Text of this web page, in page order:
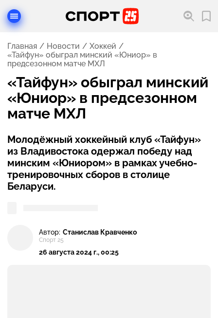
Главная Новости
Хоккей
«Тайфун» обыграл минский «Юниор» в
предсезонном матче МХЛ
«Тайфун» обыграл минский
«Юниор» в предсезонном
матче МХЛ
Молодёжный хоккейный клуб «Тайфун»
из Владивостока одержал победу над
минским «Юниором» в рамках учебно-
тренировочных сборов в столице
Беларуси.
Автор: Станислав Кравченко
Спорт 25
26 августа 2024 г., 00:25